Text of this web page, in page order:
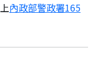
內政部警政署165